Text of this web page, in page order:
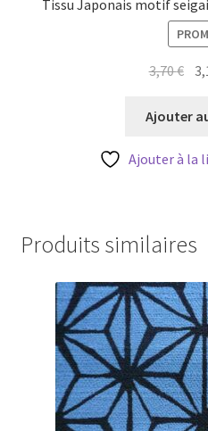
Tissu Japonais motif
3,70€ Le
Ajouter
Ajouter à la
Produits similaires